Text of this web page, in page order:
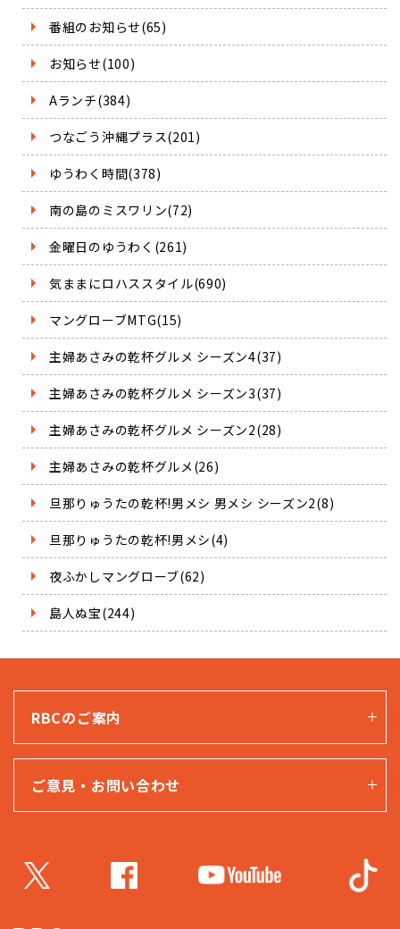
番組のお知らせ(65)
お知らせ(100)
Aランチ(384)
つなごう沖縄プラス(201)
ゆうわく時間(378)
南の島のミスワリン(72)
金曜日のゆうわく(261)
気ままにロハススタイル(690)
マングローブMTG(15)
主婦あさみの乾杯グルメ シーズン4(37)
主婦あさみの乾杯グルメ シーズン3(37)
主婦あさみの乾杯グルメ シーズン2(28)
主婦あさみの乾杯グルメ(26)
旦那りゅうたの乾杯!男メシ 男メシ シーズン2(8)
旦那りゅうたの乾杯!男メシ(4)
夜ふかしマングローブ(62)
島人ぬ宝(244)
RBCのご案内
ご意見・お問い合わせ